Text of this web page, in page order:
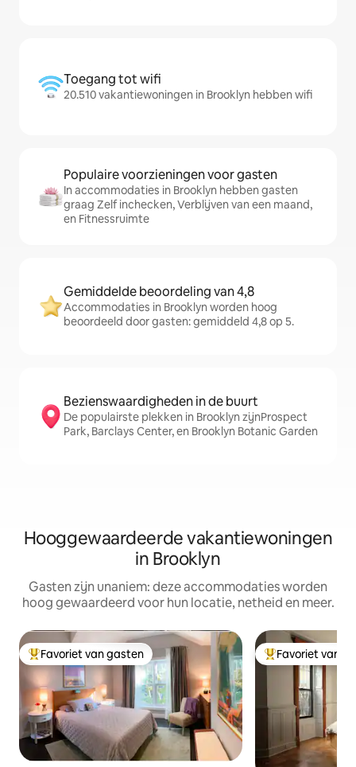
Toegang tot wifi
20.510 vakantiewoningen in Brooklyn hebben wifi
Populaire voorzieningen voor gasten
In accommodaties in Brooklyn hebben gasten
graag Zelf inchecken, Verblijven van een maand,
en Fitnessruimte
Gemiddelde beoordeling van 4,8
Accommodaties in Brooklyn worden hoog
beoordeeld door gasten: gemiddeld 4,8 op 5.
Bezienswaardigheden in de buurt
De populairste plekken in Brooklyn zijnProspect
Park, Barclays Center, en Brooklyn Botanic Garden
Hooggewaardeerde vakantiewoningen
in Brooklyn
Gasten zijn unaniem: deze accommodaties worden
hoog gewaardeerd voor hun locatie, netheid en meer.
Topfavoriet van gasten
Favoriet van gasten Topfavoriet van
Favoriet van